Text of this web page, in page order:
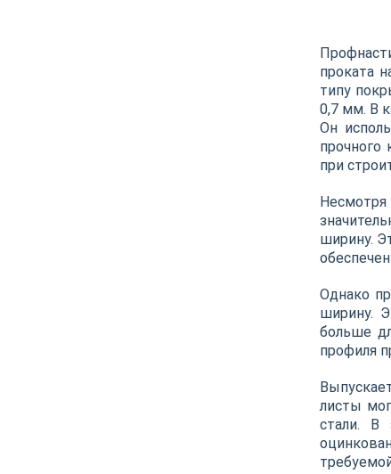
проката
типу
0,7 мм. В
Он
прочного
при
ширину.
Однако
ширину.
больше
профиля
листы
стали. В